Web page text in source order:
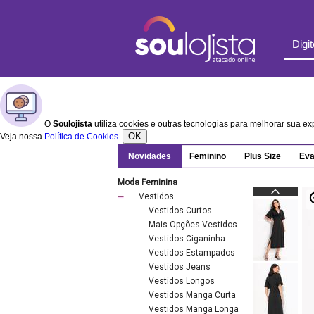
O Soulojista utiliza cookies e outras tecnologias para melhorar sua
Veja nossa Política de Cookies. OK
Novidades Feminino Plus Size
Moda Feminina
Vestidos
Vestidos Curtos
Mais Opções Vestidos
Vestidos Ciganinha
Vestidos Estampados
Vestidos Jeans
Vestidos Longos
Vestidos Manga Curta
Vestidos Manga Longa